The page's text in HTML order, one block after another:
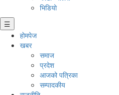
भिडियो
☰
होमपेज
खबर
समाज
प्रदेश
आजको पत्रिका
सम्पादकीय